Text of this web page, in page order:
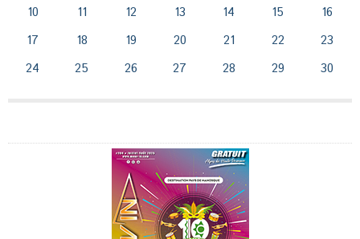
10
11 12 13 14 15
16
17
18 19 20 21 22
23
24
25 26 27 28 29 30